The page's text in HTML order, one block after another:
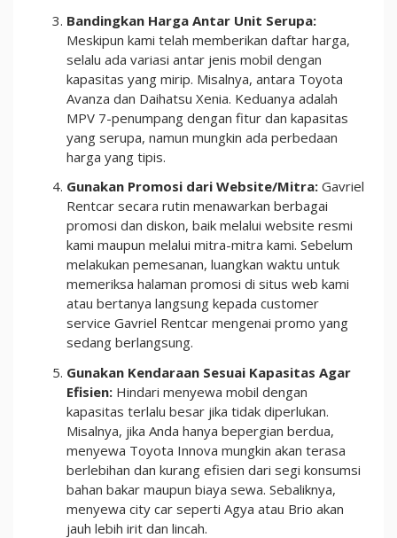
Bandingkan Harga Antar Unit Serupa:
Meskipun kami telah memberikan daftar harga,
selalu ada variasi antar jenis mobil dengan
kapasitas yang mirip. Misalnya, antara Toyota
Avanza dan Daihatsu Xenia. Keduanya adalah
MPV 7-penumpang dengan fitur dan kapasitas
yang serupa, namun mungkin ada perbedaan
harga yang tipis.
Gunakan Promosi dari Website/Mitra: Gavriel
Rentcar secara rutin menawarkan berbagai
promosi dan diskon, baik melalui website resmi
kami maupun melalui mitra-mitra kami. Sebelum
melakukan pemesanan, luangkan waktu untuk
memeriksa halaman promosi di situs web kami
atau bertanya langsung kepada customer
service Gavriel Rentcar mengenai promo yang
sedang berlangsung.
Gunakan Kendaraan Sesuai Kapasitas Agar
Efisien: Hindari menyewa mobil dengan
kapasitas terlalu besar jika tidak diperlukan.
Misalnya, jika Anda hanya bepergian berdua,
menyewa Toyota Innova mungkin akan terasa
berlebihan dan kurang efisien dari segi konsumsi
bahan bakar maupun biaya sewa. Sebaliknya,
menyewa city car seperti Agya atau Brio akan
jauh lebih irit dan lincah.